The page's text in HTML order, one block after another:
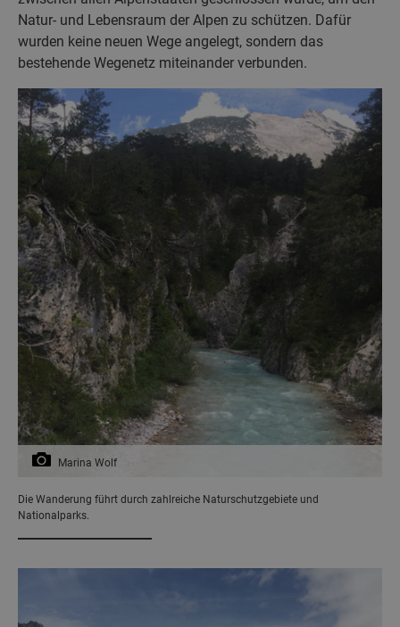
Natur- und Lebensraum der Alpen zu schützen. Dafür
wurden keine neuen Wege angelegt, sondern das
bestehende Wegenetz miteinander verbunden.
Marina Wolf
Die Wanderung führt durch zahlreiche Naturschutzgebiete und
Nationalparks.